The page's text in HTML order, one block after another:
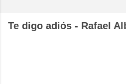
Te digo adiós - Rafael